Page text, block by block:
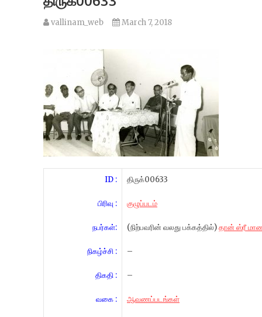
vallinam_web March 7, 2018
ID :
பிரிவு :
நபர்கள்:
நிகழ்ச்சி :
திகதி :
வகை :
திருக்00633
குழுப்படம்
(நிற்பவரின் வலது பக்கத்தில்)தான் ஸ்ரீ
–
–
ஆவணப்படங்கள்